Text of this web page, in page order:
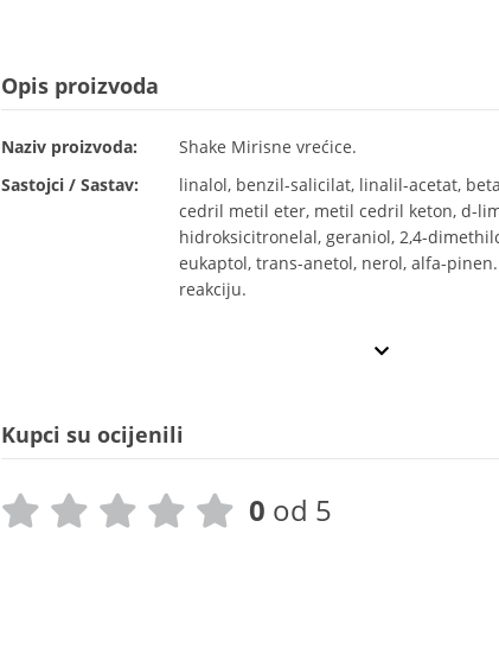
Opis proizvoda
Naziv proizvoda:
Shake Mirisne vrećice.
Sastojci / Sastav:
linalol, benzil-salicilat, linalil-acetat,
cedril metil eter, metil cedril keton, d-
hidroksicitronelal, geraniol, 2,4-
eukaptol, trans-anetol, nerol, alfa-
reakciju.
Kupci su ocijenili
0 od 5